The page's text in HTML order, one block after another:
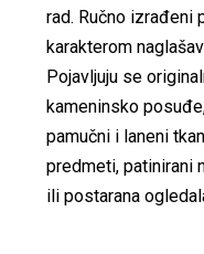
rad. Ručno izrađeni
karakterom
Pojavljuju se
kameninsko
pamučni i laneni
predmeti, patinirani
ili postarana